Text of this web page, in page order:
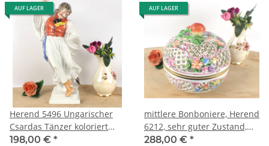
AUF LAGER
Herend 5496 Ungarischer
Csardas Tänzer koloriert
Top Zustand ca 60er Jahre
198,00 € *
AUF LAGER
mittlere Bonboniere, Herend
6212, sehr guter Zustand,
Durchbruch Deckeldose
288,00 € *